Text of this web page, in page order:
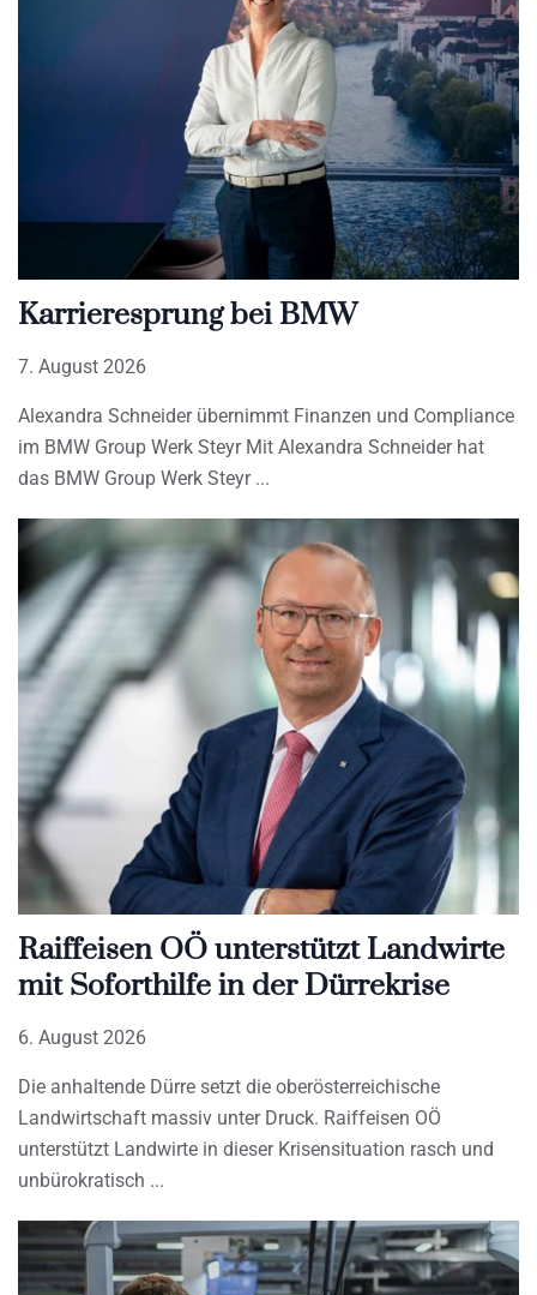
Karrieresprung bei BMW
7. August 2026
Alexandra Schneider übernimmt Finanzen und Compliance
im BMW Group Werk Steyr Mit Alexandra Schneider hat
das BMW Group Werk Steyr
Raiffeisen OÖ unterstützt Landwirte
mit Soforthilfe in der Dürrekrise
6. August 2026
Die anhaltende Dürre setzt die oberösterreichische
Landwirtschaft massiv unter Druck. Raiffeisen OÖ
unterstützt Landwirte in dieser Krisensituation rasch und
unbürokratisch